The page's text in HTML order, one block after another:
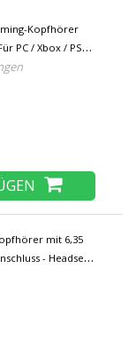
Kopfhörer
PC / Xbox / PS4 /
mit Mikrofon
mit 6,35
- Headset
Silver